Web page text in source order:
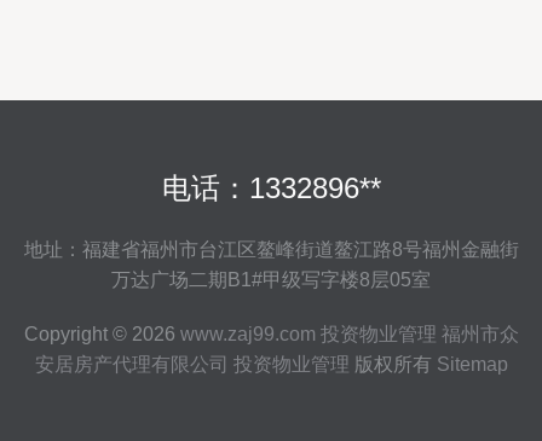
电话：1332896**
地址：福建省福州市台江区鳌峰街道鳌江路8号福州金融街
万达广场二期B1#甲级写字楼8层05室
Copyright © 2026 www.zaj99.com 投资物业管理 福州市众
安居房产代理有限公司 投资物业管理 版权所有 Sitemap